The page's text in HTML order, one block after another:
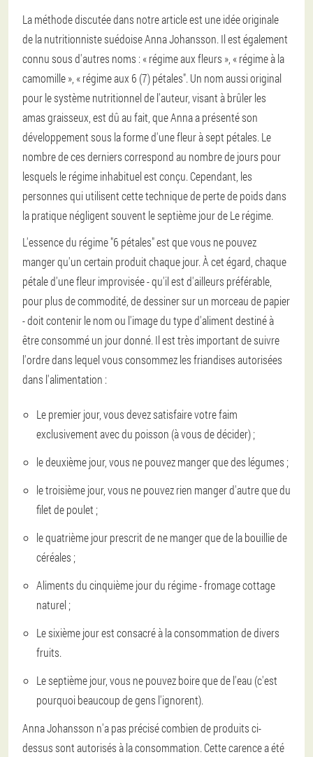
La méthode discutée dans notre article est une idée originale
de la nutritionniste suédoise Anna Johansson. Il est également
connu sous d'autres noms : « régime aux fleurs », « régime à la
camomille », « régime aux 6 (7) pétales". Un nom aussi original
pour le système nutritionnel de l'auteur, visant à brûler les
amas graisseux, est dû au fait, que Anna a présenté son
développement sous la forme d'une fleur à sept pétales. Le
nombre de ces derniers correspond au nombre de jours pour
lesquels le régime inhabituel est conçu. Cependant, les
personnes qui utilisent cette technique de perte de poids dans
la pratique négligent souvent le septième jour de Le régime.
L'essence du régime "6 pétales" est que vous ne pouvez
manger qu'un certain produit chaque jour. À cet égard, chaque
pétale d'une fleur improvisée - qu'il est d'ailleurs préférable,
pour plus de commodité, de dessiner sur un morceau de papier
- doit contenir le nom ou l'image du type d'aliment destiné à
être consommé un jour donné. Il est très important de suivre
l'ordre dans lequel vous consommez les friandises autorisées
dans l'alimentation :
Le premier jour, vous devez satisfaire votre faim
exclusivement avec du poisson (à vous de décider) ;
le deuxième jour, vous ne pouvez manger que des légumes ;
le troisième jour, vous ne pouvez rien manger d'autre que du
filet de poulet ;
le quatrième jour prescrit de ne manger que de la bouillie de
céréales ;
Aliments du cinquième jour du régime - fromage cottage
naturel ;
Le sixième jour est consacré à la consommation de divers
fruits.
Le septième jour, vous ne pouvez boire que de l'eau (c'est
pourquoi beaucoup de gens l'ignorent).
Anna Johansson n'a pas précisé combien de produits ci-
dessus sont autorisés à la consommation. Cette carence a été